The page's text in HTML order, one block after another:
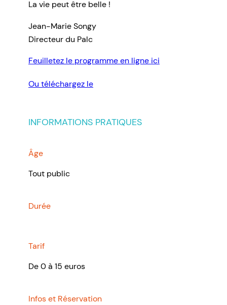
La vie peut être belle !
Jean-Marie Songy
Directeur du Palc
Feuilletez le programme en ligne ici
Ou téléchargez le
INFORMATIONS PRATIQUES
Âge
Tout public
Durée
Tarif
De 0 à 15 euros
Infos et Réservation